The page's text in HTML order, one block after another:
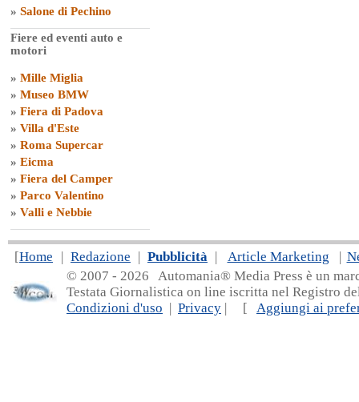
» Salone di Pechino
Fiere ed eventi auto e
motori
» Mille Miglia
» Museo BMW
» Fiera di Padova
» Villa d'Este
» Roma Supercar
» Eicma
» Fiera del Camper
» Parco Valentino
» Valli e Nebbie
[Home | Redazione | Pubblicità | Article Marketing |
© 2007 - 2026 Automania® Media Press è un
Testata Giornalistica on line iscritta nel Registro
Condizioni d'uso | Privacy | [ Aggiungi ai